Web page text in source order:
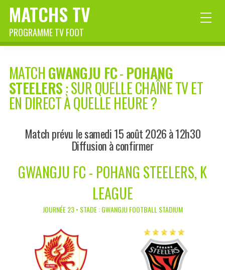
MATCHS TV
PROGRAMME TV FOOT
MATCHGWANGJU FC-POHANG
STEELERS: SUR QUELLE CHAÎNE TV ET
EN DIRECT À QUELLE HEURE ?
Match prévu le samedi 15 août 2026 à 12h30
Diffusion à confirmer
GWANGJU FC - POHANG STEELERS, K
LEAGUE
JOURNÉE 23 • STADE : GWANGJU FOOTBALL STADIUM